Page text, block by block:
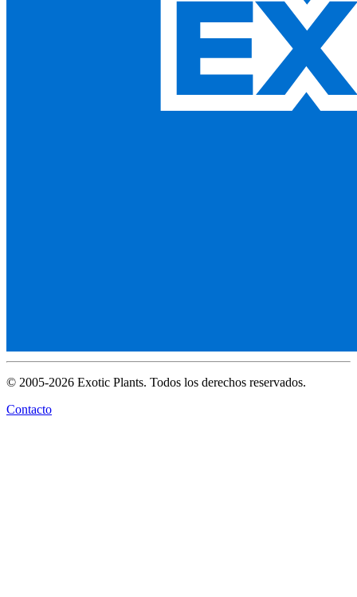
© 2005-2026 Exotic Plants. Todos los derechos reservados.
Contacto